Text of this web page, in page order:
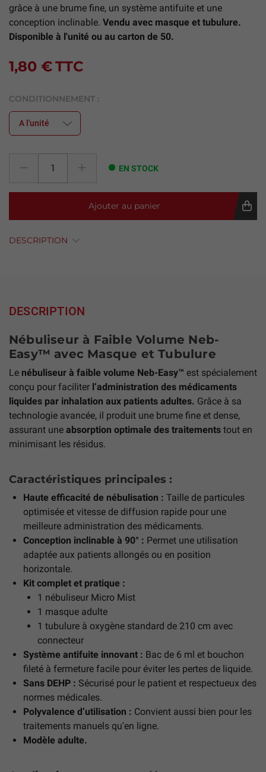
grâce à une brume fine, un système antifuite et une
conception inclinable. Vendu avec masque et tubulure.
Disponible à l'unité ou au carton de 50.
1,80 €TTC
CONDITIONNEMENT :
EN STOCK
Ajouter au panier
DESCRIPTION
DESCRIPTION
Nébuliseur à Faible Volume Neb-
Easy™ avec Masque et Tubulure
Le nébuliseur à faible volume Neb-Easy™ est spécialement
conçu pour faciliter l’administration des médicaments
liquides par inhalation aux patients adultes. Grâce à sa
technologie avancée, il produit une brume fine et dense,
assurant une absorption optimale des traitements tout en
minimisant les résidus.
Caractéristiques principales :
Haute efficacité de nébulisation : Taille de particules
optimisée et vitesse de diffusion rapide pour une
meilleure administration des médicaments.
Conception inclinable à 90° : Permet une utilisation
adaptée aux patients allongés ou en position
horizontale.
Kit complet et pratique :
1 nébuliseur Micro Mist
1 masque adulte
1 tubulure à oxygène standard de 210 cm avec
connecteur
Système antifuite innovant : Bac de 6 ml et bouchon
fileté à fermeture facile pour éviter les pertes de liquide.
Sans DEHP : Sécurisé pour le patient et respectueux des
normes médicales.
Polyvalence d’utilisation : Convient aussi bien pour les
traitements manuels qu'en ligne.
Modèle adulte.